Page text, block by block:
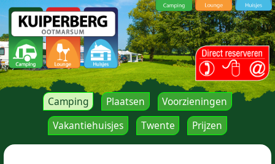
Camping Plaatsen
Voorzieningen
Vakantiehuisjes
Twente Prijzen